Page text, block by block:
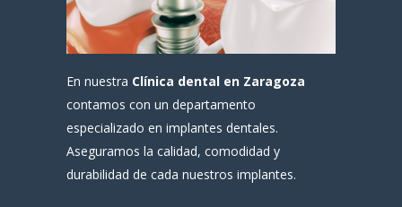
En nuestra Clínica dental en Zaragoza
contamos con un departamento
especializado en implantes dentales.
Aseguramos la calidad, comodidad y
durabilidad de cada nuestros implantes.